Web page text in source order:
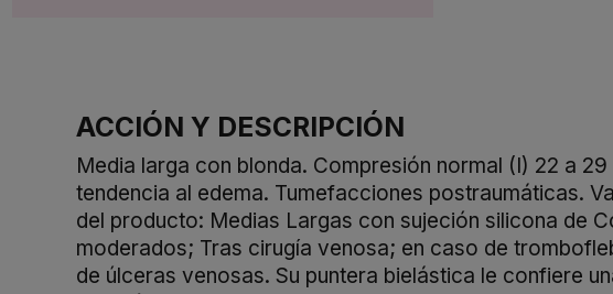
ACCIÓN Y DESCRIPCIÓN
Media larga con blonda. Compresión normal (I) 22 a
tendencia al edema. Tumefacciones postraumáticas.
del producto: Medias Largas con sujeción silicona de
moderados; Tras cirugía venosa; en caso de
de úlceras venosas. Su puntera bielástica le confiere